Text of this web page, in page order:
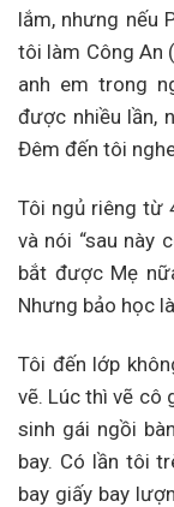
lắm, nhưng nếu
tôi làm Công An
anh em trong
được nhiều lần,
Đêm đến tôi
Tôi ngủ riêng từ
và nói “sau này
bắt được Mẹ
Nhưng bảo học
Tôi đến lớp
vẽ. Lúc thì vẽ cô
sinh gái ngồi
bay. Có lần tôi
bay giấy bay